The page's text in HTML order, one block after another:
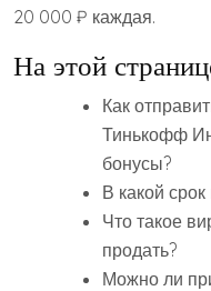
20 000 ₽ каждая.
На этой
Как
Тинькофф
бонусы?
В какой
Что такое
продать?
Можно ли